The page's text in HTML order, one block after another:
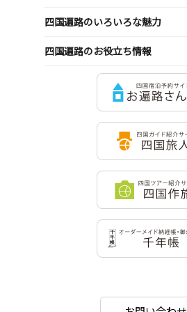
四国遍路のいろいろな魅力
四国遍路のお役立ち情報